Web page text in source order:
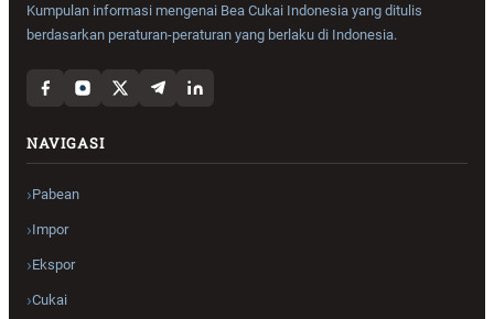
Kumpulan informasi mengenai Bea Cukai Indonesia yang ditulis
berdasarkan peraturan-peraturan yang berlaku di Indonesia.
NAVIGASI
Pabean
Impor
Ekspor
Cukai